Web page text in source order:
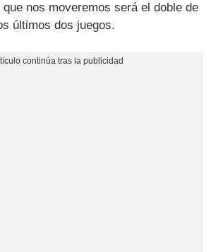
nos moveremos será el doble de
últimos dos juegos.